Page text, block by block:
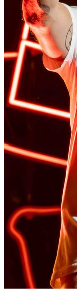
Nimo
Stephan Emig
Emil Bulls
Querbeat
Jochen Etzel